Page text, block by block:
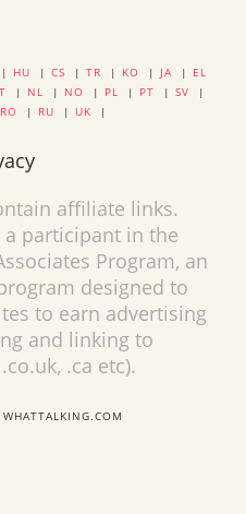
| HU | CS | TR | KO | JA | EL
| NL | NO | PL | PT | SV |
RO | RU | UK |
affiliate links.
participant in the
Program, an
designed to
to earn advertising
and linking to
.ca etc).